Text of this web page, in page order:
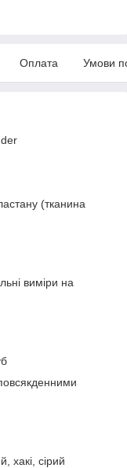
Оплата Умови
(тканина
виміри на
хакі, сірий